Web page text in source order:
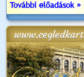
További előadások »